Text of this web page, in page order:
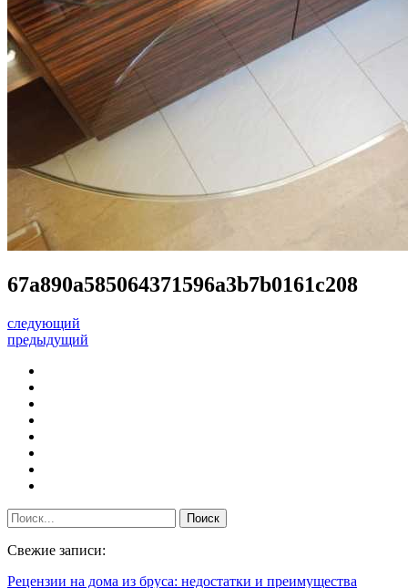
67a890a585064371596a3b7b0161c208
следующий
предыдущий
Свежие записи:
Рецензии на дома из бруса: недостатки и преимущества